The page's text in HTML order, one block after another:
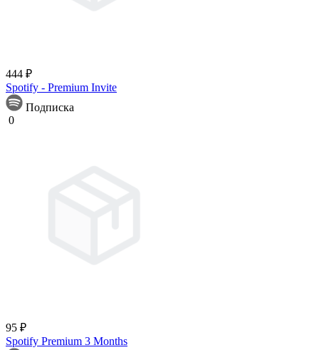
444 ₽
Spotify - Premium Invite
Подписка
0
95 ₽
Spotify Premium 3 Months